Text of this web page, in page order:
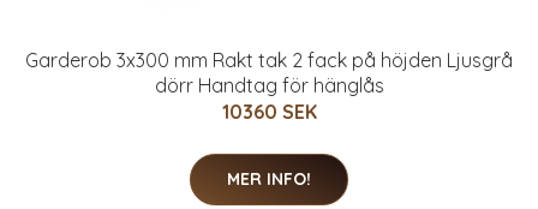
Garderob 3x300 mm Rakt tak 2 fack på höjden Ljusgrå
dörr Handtag för hänglås
10360 SEK
MER INFO!